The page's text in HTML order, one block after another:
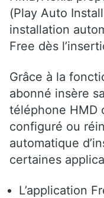
(Play Auto
installation
Free dès
Grâce à la
abonné insère
téléphone HMD
configuré ou
automatique
certaines
L’application